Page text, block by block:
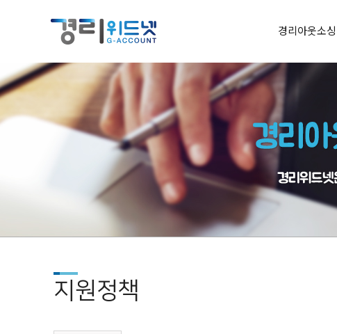
경리아웃소싱
지원정책